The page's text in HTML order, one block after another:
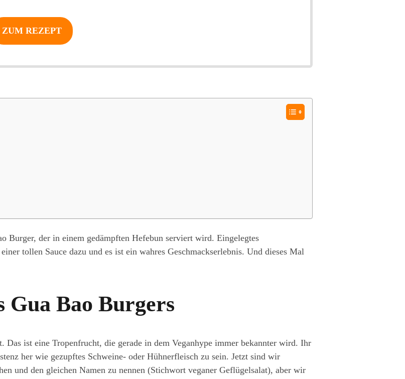
ZUM REZEPT
Burger, der in einem gedämpften Hefebun serviert wird. Eingelegtes
tollen Sauce dazu und es ist ein wahres Geschmackserlebnis. Und dieses Mal
Gua Bao Burgers
ist eine Tropenfrucht, die gerade in dem Veganhype immer bekannter wird. Ihr
her wie gezupftes Schweine- oder Hühnerfleisch zu sein. Jetzt sind wir
und den gleichen Namen zu nennen (Stichwort veganer Geflügelsalat), aber wir